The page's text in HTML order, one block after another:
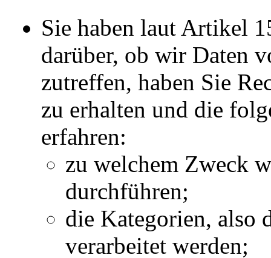
Sie haben laut Artikel
darüber, ob wir Daten
zutreffen, haben Sie
zu erhalten und die
erfahren:
zu welchem Zweck
durchführen;
die Kategorien, also
verarbeitet werden;